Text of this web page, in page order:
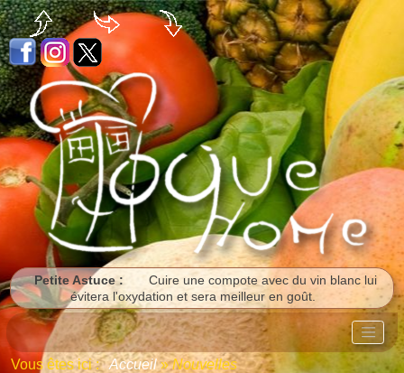
Petite Astuce :
Cuire une compote avec du vin blanc lui
évitera l'oxydation et sera meilleur en goût.
Vous êtes ici :Accueil»Nouvelles
Panneau de gestion des cookies